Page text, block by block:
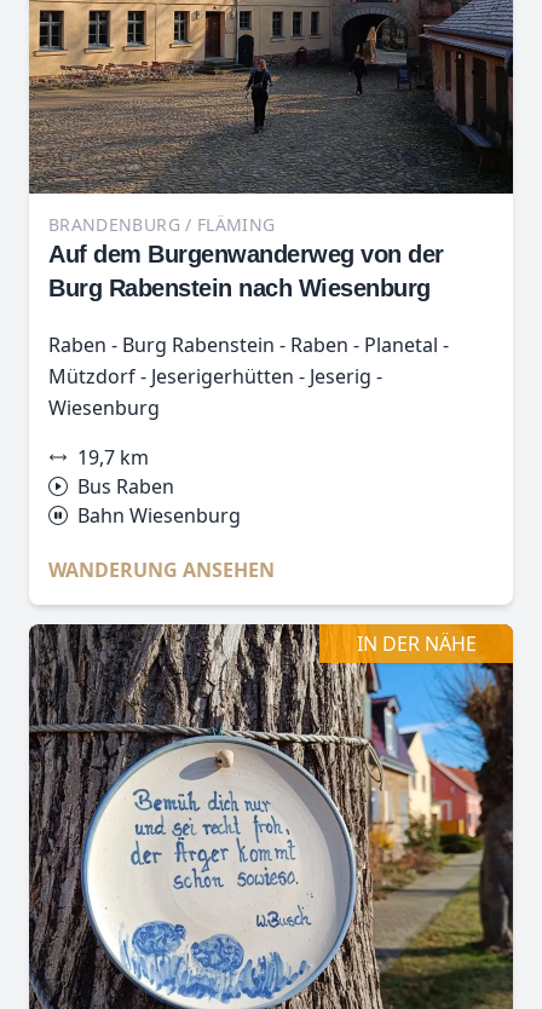
BRANDENBURG / FLÄMING
Auf dem Burgenwanderweg von der
Burg Rabenstein nach Wiesenburg
Raben - Burg Rabenstein - Raben - Planetal -
Mützdorf - Jeserigerhütten - Jeserig -
Wiesenburg
19,7 km
Bus Raben
Bahn Wiesenburg
WANDERUNG ANSEHEN
IN DER NÄHE